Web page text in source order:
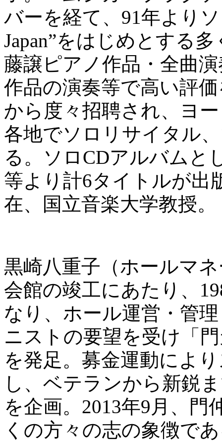
バーを経て、91年よりソ
Japan”をはじめとする
藤譲ピアノ作品・全曲
作品の演奏等で高い評
から度々招聘され、ヨ
各地でソロリサイタル
る。ソロCDアルバムと
等より計6タイトルが出
在、国立音楽大学教授。
黒崎八重子（ホールマ
会館の竣工にあたり、
なり、ホール運営・管
ニストの要望を受け「
を発足。募金運動によ
し、ベテランから新鋭
を企画。2013年9月、門
くの方々の志の象徴で